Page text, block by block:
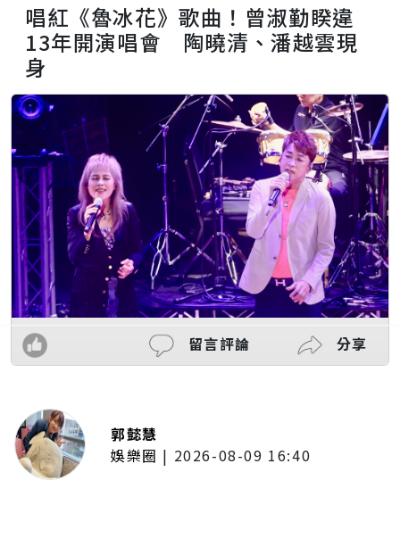
唱紅《魯冰花》歌曲！曾淑勤睽違
13年開演唱會 陶曉清、潘越雲現
身
留言評論 分享
郭懿慧
娛樂圈 | 2026-08-09 16:40